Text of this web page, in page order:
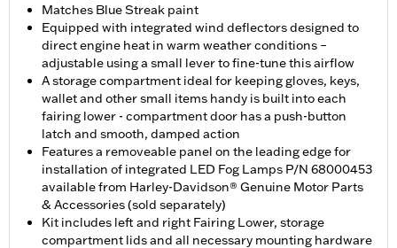
Matches Blue Streak paint
Equipped with integrated wind deflectors designed to
direct engine heat in warm weather conditions –
adjustable using a small lever to fine-tune this airflow
A storage compartment ideal for keeping gloves, keys,
wallet and other small items handy is built into each
fairing lower - compartment door has a push-button
latch and smooth, damped action
Features a removeable panel on the leading edge for
installation of integrated LED Fog Lamps P/N 68000453
available from Harley-Davidson® Genuine Motor Parts
& Accessories (sold separately)
Kit includes left and right Fairing Lower, storage
compartment lids and all necessary mounting hardware